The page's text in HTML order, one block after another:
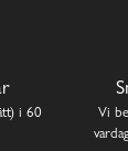
i 60
Vi